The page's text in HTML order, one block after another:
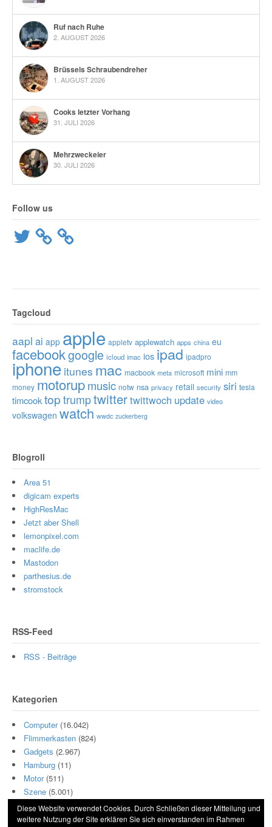
Ruf nach Ruhe
2. AUGUST 2026
Brüssels Schraubendreher
1. AUGUST 2026
Cooks letzter Vorhang
31. JULI 2026
Mehrzweckeier
30. JULI 2026
Follow us
Twitter
Tagcloud
aapl ai app apple appletv applewatch apps china eu
facebookgoogle icloud imac ios ipad ipadpro
iphone itunes mac macbook meta microsoft mini mm
money motorupmusic notw nsa privacy retail security siri tesla
timcooktop trumptwittertwittwoch update video
volkswagen watch wwdc zuckerberg
Blogroll
Area 51
digicam experts
HighResMac
Jetzt aber Shell
lemonpixel.com
maclife.de
Mastodon
parthesius.de
stromstock
RSS-Feed
RSS - Beiträge
Kategorien
Computer(16.042)
Flimmerkasten (824)
Gadgets (2.967)
Hamburg (11)
Motor(511)
Szene (5.001)
Diese Website verwendet Cookies. Durch Schließen dieser Mitteilung und
weitere Nutzung der Site erklären Sie sich einverstanden im Rahmen